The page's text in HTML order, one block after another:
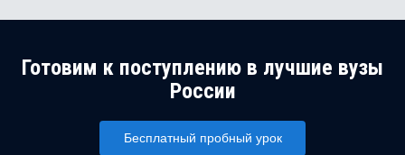
Готовим к поступлению в лучшие вузы
России
Бесплатный пробный урок